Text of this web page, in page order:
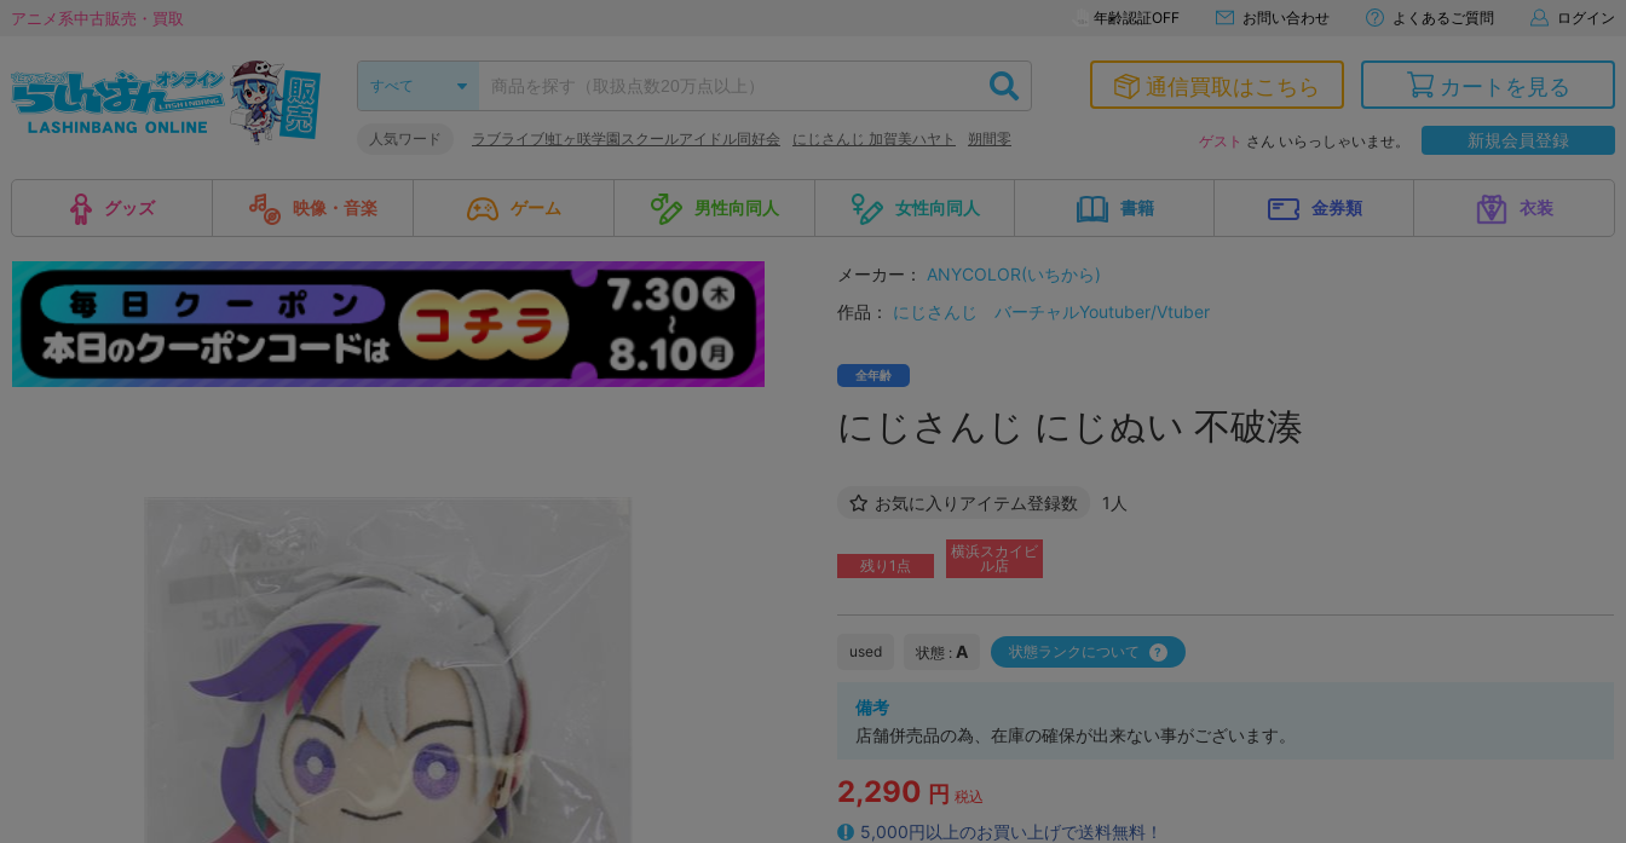
アニメ系中古販売・買取 年齢認証OFF お問い合わせ よくあるご質問 ログイン
人気ワード ラブライブ!虹ヶ咲学園スクールアイドル同好会 にじさんじ 加賀美ハヤト 朔間零
通信買取はこちら カートを見る
ゲスト さん いらっしゃいませ。 新規会員登録
グッズ 映像・音楽 ゲーム 男性向同人 女性向同人 書籍 金券類 衣装
メーカー：
ANYCOLOR(いちから)
作品：
にじさんじ バーチャルYoutuber/Vtuber
全年齢
にじさんじ にじぬい 不破湊
お気に入りアイテム登録数 1人
残り1点
横浜スカイビ
ル店
used 状態 : A 状態ランクについて
備考
店舗併売品の為、在庫の確保が出来ない事がございます。
2,290 円 税込
5,000円以上のお買い上げで送料無料！